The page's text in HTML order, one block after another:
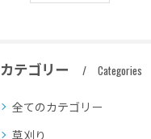
カテゴリー Categories
全てのカテゴリー
草刈り